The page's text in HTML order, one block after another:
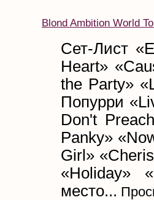
Blond Ambition World
Сет-Лист
Heart»
the Party»
Попурри
Don't
Panky»
Girl»
«Holiday»
место...